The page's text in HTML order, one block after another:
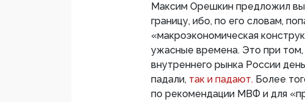
Максим Орешкин предложил
границу, ибо, по его словам,
«макроэкономическая
ужасные времена. Это при том,
внутреннего рынка России
падали, так и падают. Более
по рекомендации МВФ и для